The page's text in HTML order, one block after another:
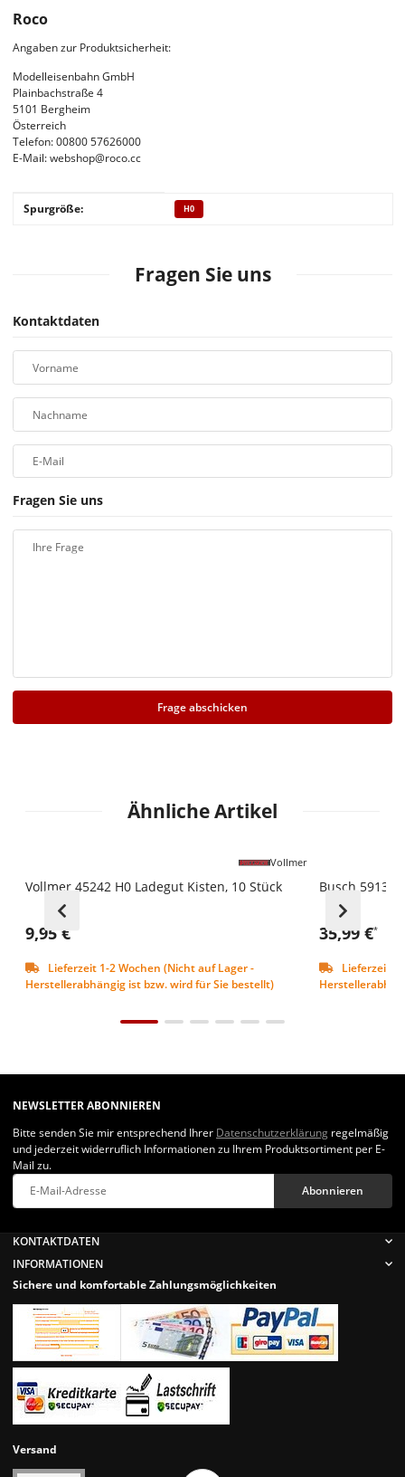
Roco
Angaben zur Produktsicherheit:
Modelleisenbahn GmbH
Plainbachstraße 4
5101 Bergheim
Österreich
Telefon: 00800 57626000
E-Mail: webshop@roco.cc
Produkteigenschaft
Wert
Spurgröße: H0
Fragen Sie uns
Kontaktdaten
Vorname
Nachname
E-Mail
Fragen Sie uns
Ihre Frage
Frage abschicken
Ähnliche Artikel
Vollmer 45242 H0 Ladegut Kisten, 10 Stück
9,95 €
Lieferzeit 1-2 Wochen (Nicht auf Lager -
Herstellerabhängig ist bzw. wird für Sie bestellt)
Vollmer
Busch 5913
35,99 €*
Lieferzeit
KONTAKTDATEN
INFORMATIONEN
Sichere und komfortable Zahlungsmöglichkeiten
Versand
NEWSLETTER ABONNIEREN
Bitte senden Sie mir entsprechend Ihrer Datenschutzerklärung regelmäßig
und jederzeit widerruflich Informationen zu Ihrem Produktsortiment per E-
Mail zu.
Abonnieren